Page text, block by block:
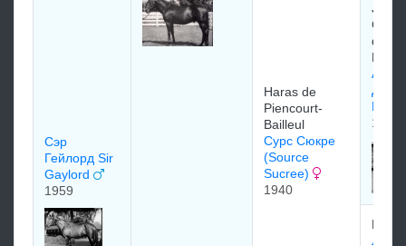
Сэр
Гейлорд Sir
Gaylord
1959
Haras de
Piencourt-
Bailleul
Сурс Сюкре
(Source
Sucree)
1940
Cohn
du
1931
Lord